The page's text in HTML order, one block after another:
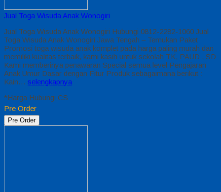
Jual Toga Wisuda Anak Wonogiri
Jual Toga Wisuda Anak Wonogiri Hubungi 0812-2282-1060 Jual
Toga Wisuda Anak Wonogiri Jawa Tengah – Temukan Paket
Promosi toga wisuda anak komplet pada harga paling murah dan
memiliki kualitas terbaik, kami kasih untuk sekolah TK, PAUD , SD
Kami memberinya penawaran Special semua level Pengajaran
Anak Umur Dasar dengan Fitur Produk sebagaimana berikut :
Kain… selengkapnya
*Harga Hubungi CS
Pre Order
Pre Order